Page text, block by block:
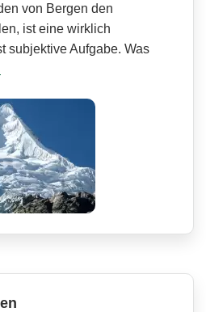
von Bergen den
ist eine wirklich
subjektive Aufgabe. Was